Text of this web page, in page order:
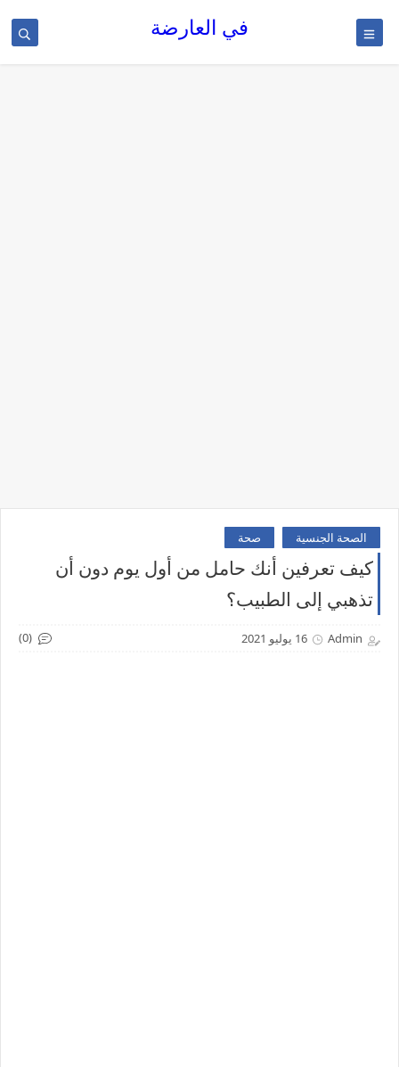
في العارضة
الصحة الجنسية صحة
كيف تعرفين أنك حامل من أول يوم دون أن
تذهبي إلى الطبيب؟
Admin 16 يوليو 2021 (0)